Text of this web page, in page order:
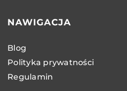
NAWIGACJA
Blog
Polityka prywatności
Regulamin